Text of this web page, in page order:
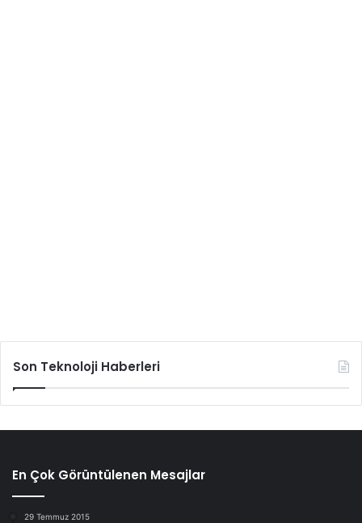
Son Teknoloji Haberleri
En Çok Görüntülenen Mesajlar
29 Temmuz 2015